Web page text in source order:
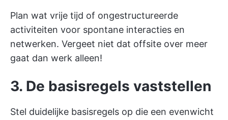
Plan wat vrije tijd of ongestructureerde
activiteiten voor spontane interacties en
netwerken. Vergeet niet dat offsite over meer
gaat dan werk alleen!
3. De basisregels vaststellen
Stel duidelijke basisregels op die een evenwicht